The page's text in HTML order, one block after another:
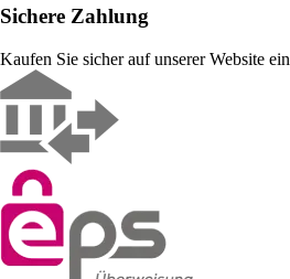
Sichere Zahlung
Kaufen Sie sicher auf unserer Website ein